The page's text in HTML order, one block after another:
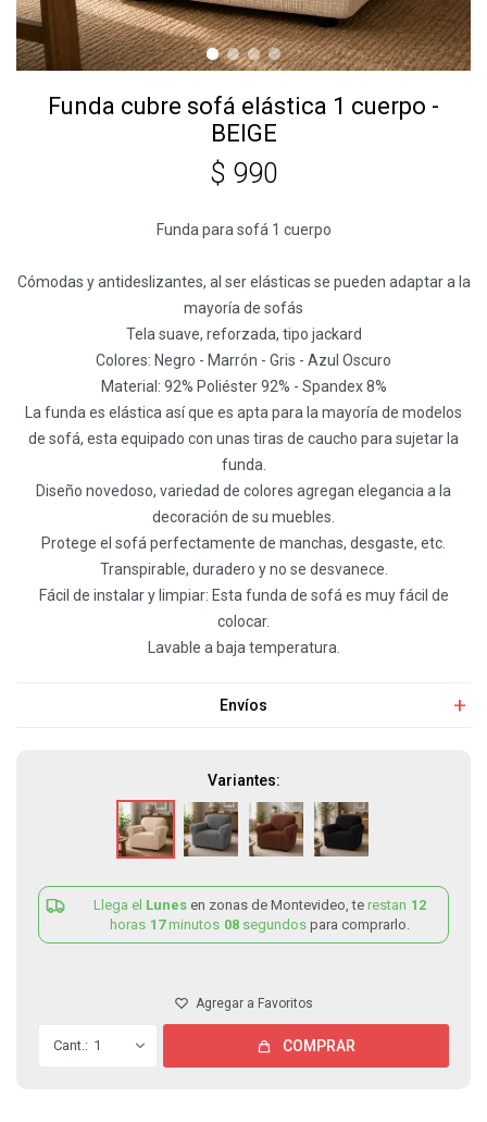
Funda cubre sofá elástica 1 cuerpo -
BEIGE
$ 990
Funda para sofá 1 cuerpo
Cómodas y antideslizantes, al ser elásticas se pueden adaptar a la
mayoría de sofás
Tela suave, reforzada, tipo jackard
Colores: Negro - Marrón - Gris - Azul Oscuro
Material: 92% Poliéster 92% - Spandex 8%
La funda es elástica así que es apta para la mayoría de modelos
de sofá, esta equipado con unas tiras de caucho para sujetar la
funda.
Diseño novedoso, variedad de colores agregan elegancia a la
decoración de su muebles.
Protege el sofá perfectamente de manchas, desgaste, etc.
Transpirable, duradero y no se desvanece.
Fácil de instalar y limpiar: Esta funda de sofá es muy fácil de
colocar.
Lavable a baja temperatura.
Envíos
Variantes:
Llega el Lunes en zonas de Montevideo, te restan 12
horas 17minutos 08 segundos para comprarlo.
1 COMPRAR